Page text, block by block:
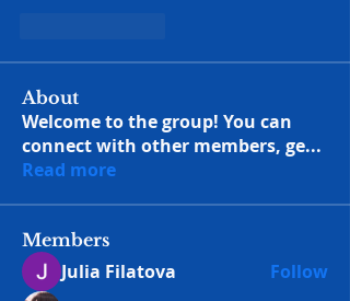
About
Welcome to the group! You can
connect with other members, ge...
Read more
Members
Julia Filatova
Follow